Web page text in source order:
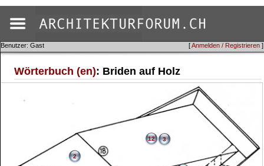
[Anmelden / Registrieren ]
Benutzer: Gast
Wörterbuch (en): Briden auf Holz
2
3
12